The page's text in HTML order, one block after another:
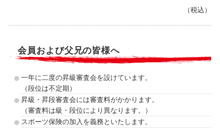
（税込）
会員および父兄の皆様へ
一年に二度の昇級審査会を設けています。
（段位は不定期）
昇級・昇段審査会には審査料がかかります。
（審査料は級・段位により異なります。）
スポーツ保険の加入を義務といたします。